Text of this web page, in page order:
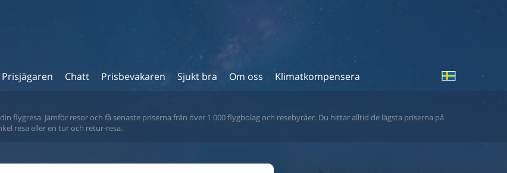
Prisjägaren Chatt Prisbevakaren Sjukt bra Om oss Klimatkompensera
flygresa. Jämför resor och få senaste priserna från över 1 000 flygbolag och resebyråer. Du hittar alltid de lägsta priserna på
resa eller en tur och retur-resa.